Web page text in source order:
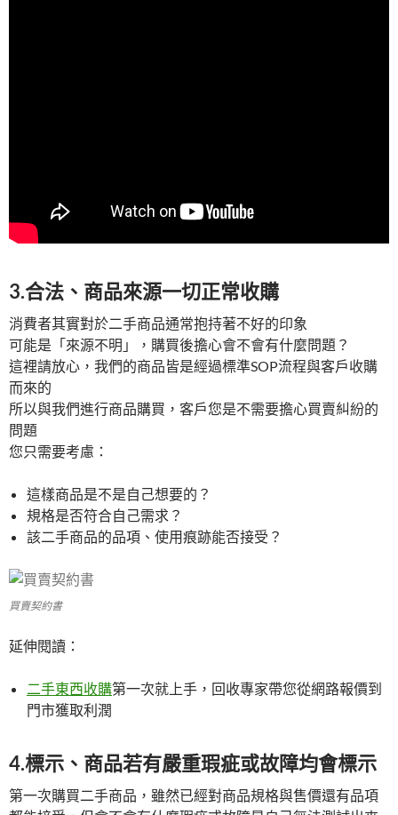
3.合法、商品來源一切正常收購
消費者其實對於二手商品通常抱持著不好的印象
可能是「來源不明」，購買後擔心會不會有什麼問題？
這裡請放心，我們的商品皆是經過標準SOP流程與客戶收購
而來的
所以與我們進行商品購買，客戶您是不需要擔心買賣糾紛的
問題
您只需要考慮：
這樣商品是不是自己想要的？
規格是否符合自己需求？
該二手商品的品項、使用痕跡能否接受？
買賣契約書
延伸閱讀：
二手東西收購第一次就上手，回收專家帶您從網路報價到
門市獲取利潤
4.標示、商品若有嚴重瑕疵或故障均會標示
第一次購買二手商品，雖然已經對商品規格與售價還有品項